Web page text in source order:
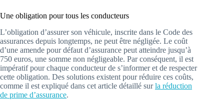
Une obligation pour tous les conducteurs
L’obligation d’assurer son véhicule, inscrite dans le Code des
assurances depuis longtemps, ne peut être négligée. Le coût
d’une amende pour défaut d’assurance peut atteindre jusqu’à
750 euros, une somme non négligeable. Par conséquent, il est
impératif pour chaque conducteur de s’informer et de respecter
cette obligation. Des solutions existent pour réduire ces coûts,
comme il est expliqué dans cet article détaillé surla réduction
de prime d’assurance.